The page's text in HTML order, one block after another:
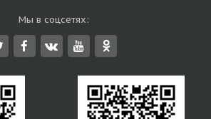
Мы в соцсетях: